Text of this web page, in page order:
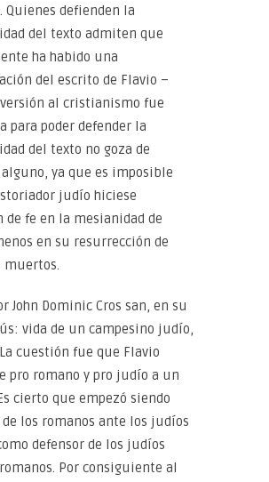
Quienes defienden la
del texto admiten que
ha habido una
del escrito de Flavio –
al cristianismo fue
para poder defender la
del texto no goza de
ya que es imposible
judío hiciese
de fe en la mesianidad de
en su resurrección de
muertos.
John Dominic Cros san, en su
vida de un campesino judío,
cuestión fue que Flavio
pro romano y pro judío a un
cierto que empezó siendo
los romanos ante los judíos
defensor de los judíos
Por consiguiente al